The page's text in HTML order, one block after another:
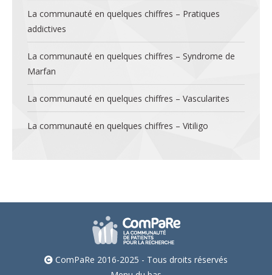
La communauté en quelques chiffres – Pratiques
addictives
La communauté en quelques chiffres – Syndrome de
Marfan
La communauté en quelques chiffres – Vascularites
La communauté en quelques chiffres – Vitiligo
ComPaRe 2016-2025 - Tous droits réservés